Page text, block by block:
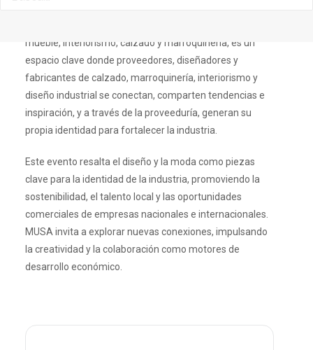
mueble, interiorismo, calzado y marroquinería, es un
espacio clave donde proveedores, diseñadores y
fabricantes de calzado, marroquinería, interiorismo y
diseño industrial se conectan, comparten tendencias e
inspiración, y a través de la proveeduría, generan su
propia identidad para fortalecer la industria.
Este evento resalta el diseño y la moda como piezas
clave para la identidad de la industria, promoviendo la
sostenibilidad, el talento local y las oportunidades
comerciales de empresas nacionales e internacionales.
MUSA invita a explorar nuevas conexiones, impulsando
la creatividad y la colaboración como motores de
desarrollo económico.